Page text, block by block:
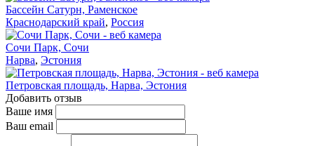
Бассейн Сатурн, Раменское
Краснодарский край, Россия
Сочи Парк, Сочи
Нарва, Эстония
Петровская площадь, Нарва, Эстония
Добавить отзыв
Ваше имя
Ваш email